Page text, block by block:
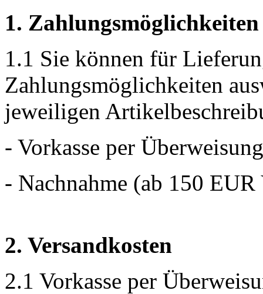
1. Zahlungsmöglichkeiten
1.1 Sie können für
Zahlungsmöglichkeiten
jeweiligen
- Vorkasse per
- Nachnahme (ab 150
2. Versandkosten
2.1 Vorkasse per